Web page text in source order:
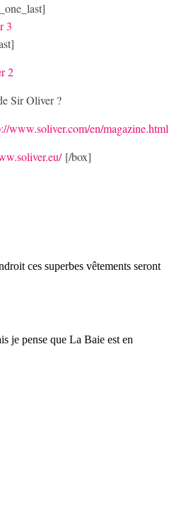
Sir Oliver ?
www.soliver.com/en/magazine.html
[/box]